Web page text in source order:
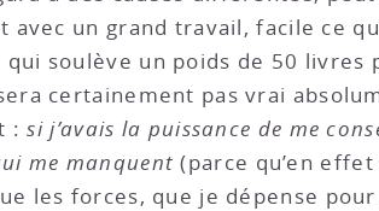
avec un grand travail, facile ce
qui soulève un poids de 50
certainement pas vrai
:si j’avais la puissance de me
me manquent (parce qu’en
les forces, que je dépense